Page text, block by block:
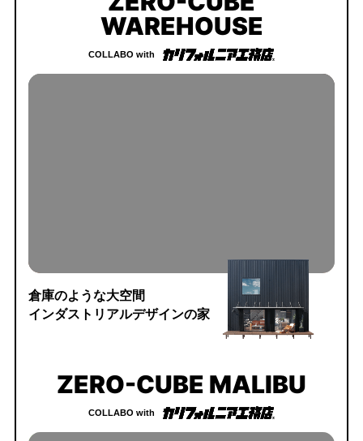
WAREHOUSE
COLLABO with
倉庫のような大空間
インダストリアルデザインの家
ZERO-CUBE MALIBU
COLLABO with